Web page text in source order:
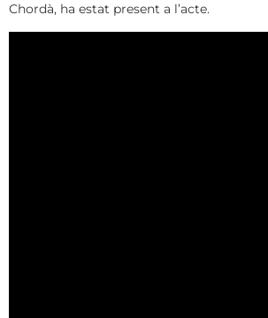
Chordà, ha estat present a l’acte.